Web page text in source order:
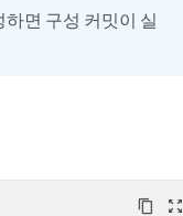
면 구성 커밋이 실
content_copy zoom_out_map